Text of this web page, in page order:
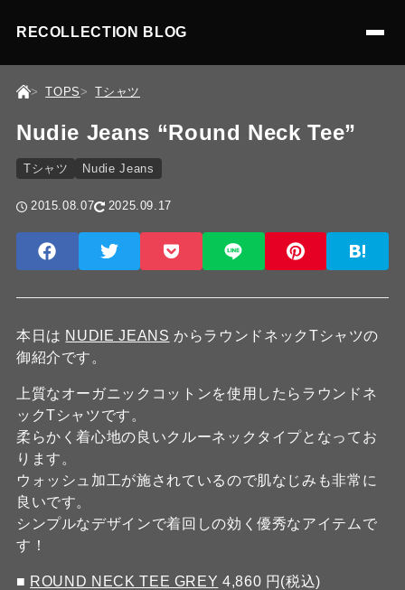
RECOLLECTION BLOG
TOPS Tシャツ
Nudie Jeans “Round Neck Tee”
Tシャツ Nudie Jeans
2015.08.07 2025.09.17
本日は NUDIE JEANS からラウンドネックTシャツの
御紹介です。
上質なオーガニックコットンを使用したらラウンドネ
ックTシャツです。
柔らかく着心地の良いクルーネックタイプとなってお
ります。
ウォッシュ加工が施されているので肌なじみも非常に
良いです。
シンプルなデザインで着回しの効く優秀なアイテムで
す！
■ ROUND NECK TEE GREY 4,860 円(税込)